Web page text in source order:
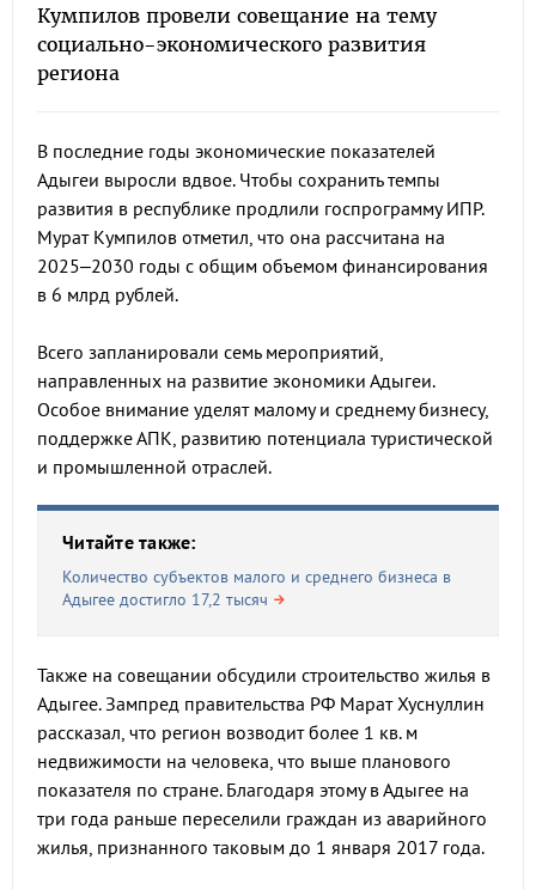
Кумпилов провели совещание на тему
социально-экономического развития
региона
В последние годы экономические показателей
Адыгеи выросли вдвое. Чтобы сохранить темпы
развития в республике продлили госпрограмму ИПР.
Мурат Кумпилов отметил, что она рассчитана на
2025–2030 годы с общим объемом финансирования
в 6 млрд рублей.
Всего запланировали семь мероприятий,
направленных на развитие экономики Адыгеи.
Особое внимание уделят малому и среднему бизнесу,
поддержке АПК, развитию потенциала туристической
и промышленной отраслей.
Читайте также:
Количество субъектов малого и среднего бизнеса в
Адыгее достигло 17,2 тысяч
Также на совещании обсудили строительство жилья в
Адыгее. Зампред правительства РФ Марат Хуснуллин
рассказал, что регион возводит более 1 кв. м
недвижимости на человека, что выше планового
показателя по стране. Благодаря этому в Адыгее на
три года раньше переселили граждан из аварийного
жилья, признанного таковым до 1 января 2017 года.